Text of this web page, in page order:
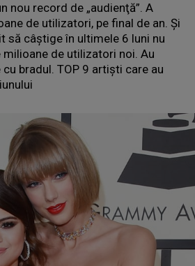
nou record de „audienţă”. A
de utilizatori, pe final de an. Şi
să câştige în ultimele 6 luni nu
de utilizatori noi. Au
bradul. TOP 9 artişti care au